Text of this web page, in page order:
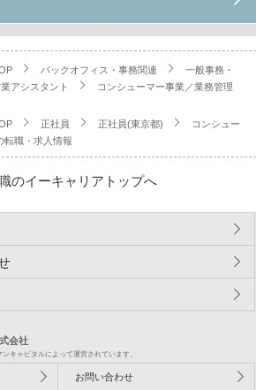
バックオフィス・事務関連
一般事務・
アシスタント
コンシューマー事業／業務管理
正社員 正社員(東京都)
コンシュー
転職・求人情報
のイーキャリアトップへ
会社
キャピタルによって運営されています。
お問い合わせ